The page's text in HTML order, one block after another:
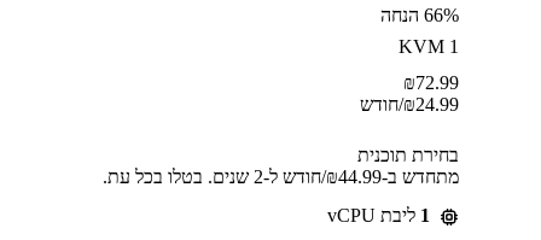
66% הנחה
KVM 1
72.99
₪
24.99
₪/חודש
בחירת תוכנית
מתחדש ב-⁦44.99⁩₪/חודש ל-2 שנים. בטלו בכל עת.
1 ליבת vCPU